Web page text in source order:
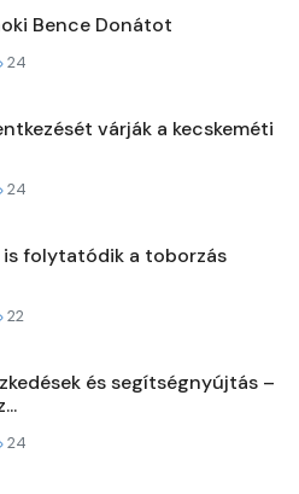
Bence Donátot
24
várják a kecskeméti
24
folytatódik a toborzás
22
és segítségnyújtás –
24